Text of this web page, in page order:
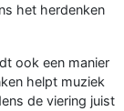
het herdenken
ook een manier
helpt muziek
de viering juist